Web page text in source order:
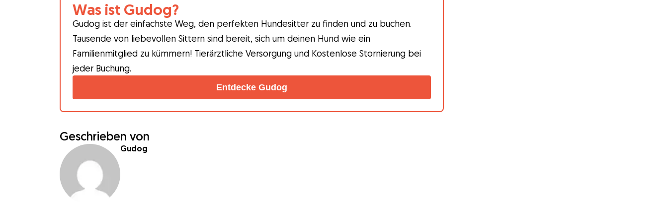
Was ist Gudog?
Gudog ist der einfachste Weg, den perfekten Hundesitter zu finden und zu buchen.
Tausende von liebevollen Sittern sind bereit, sich um deinen Hund wie ein
Familienmitglied zu kümmern! Tierärztliche Versorgung und Kostenlose Stornierung bei
jeder Buchung.
Entdecke Gudog
Geschrieben von
Gudog